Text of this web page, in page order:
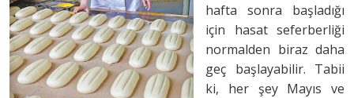
hafta sonra başladığı
için hasat seferberliği
normalden biraz daha
geç başlayabilir. Tabii
ki, her şey Mayıs ve